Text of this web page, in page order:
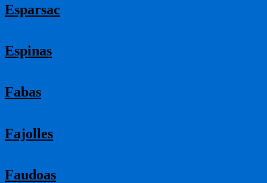
Esparsac
Espinas
Fabas
Fajolles
Faudoas